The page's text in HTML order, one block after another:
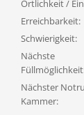
Örtlichkeit /
Erreichbarkeit:
Schwierigkeit:
Nächste
Nächster
Kammer: